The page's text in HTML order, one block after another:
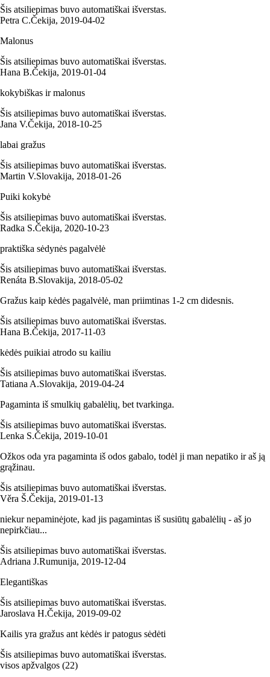
Šis atsiliepimas buvo automatiškai išverstas.
Petra C.Čekija, 2019‑04‑02
Malonus
Šis atsiliepimas buvo automatiškai išverstas.
Hana B.Čekija, 2019‑01‑04
kokybiškas ir malonus
Šis atsiliepimas buvo automatiškai išverstas.
Jana V.Čekija, 2018‑10‑25
labai gražus
Šis atsiliepimas buvo automatiškai išverstas.
Martin V.Slovakija, 2018‑01‑26
Puiki kokybė
Šis atsiliepimas buvo automatiškai išverstas.
Radka S.Čekija, 2020‑10‑23
praktiška sėdynės pagalvėlė
Šis atsiliepimas buvo automatiškai išverstas.
Renáta B.Slovakija, 2018‑05‑02
Gražus kaip kėdės pagalvėlė, man priimtinas 1-2 cm didesnis.
Šis atsiliepimas buvo automatiškai išverstas.
Hana B.Čekija, 2017‑11‑03
kėdės puikiai atrodo su kailiu
Šis atsiliepimas buvo automatiškai išverstas.
Tatiana A.Slovakija, 2019‑04‑24
Pagaminta iš smulkių gabalėlių, bet tvarkinga.
Šis atsiliepimas buvo automatiškai išverstas.
Lenka S.Čekija, 2019‑10‑01
Ožkos oda yra pagaminta iš odos gabalo, todėl ji man nepatiko ir aš ją
grąžinau.
Šis atsiliepimas buvo automatiškai išverstas.
Věra Š.Čekija, 2019‑01‑13
niekur nepaminėjote, kad jis pagamintas iš susiūtų gabalėlių - aš jo
nepirkčiau...
Šis atsiliepimas buvo automatiškai išverstas.
Adriana J.Rumunija, 2019‑12‑04
Elegantiškas
Šis atsiliepimas buvo automatiškai išverstas.
Jaroslava H.Čekija, 2019‑09‑02
Kailis yra gražus ant kėdės ir patogus sėdėti
Šis atsiliepimas buvo automatiškai išverstas.
visos apžvalgos (22)